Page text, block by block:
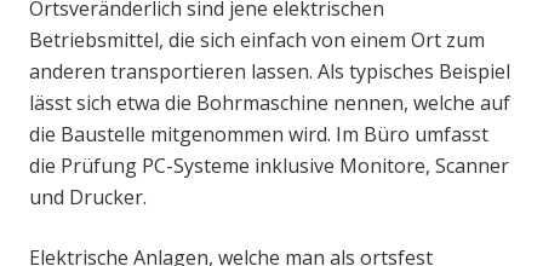
Ortsveränderlich sind jene elektrischen
Betriebsmittel, die sich einfach von einem Ort zum
anderen transportieren lassen. Als typisches Beispiel
lässt sich etwa die Bohrmaschine nennen, welche auf
die Baustelle mitgenommen wird. Im Büro umfasst
die Prüfung PC-Systeme inklusive Monitore, Scanner
und Drucker.
Elektrische Anlagen, welche man als ortsfest